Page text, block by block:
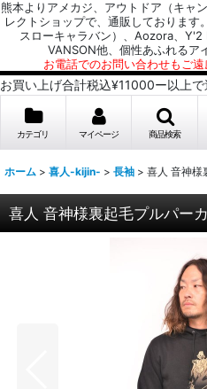
熊本よりアメカジ、アウトドア（キャ
レクトショップで、通販しておりま
スローキャラバン）、Aozora、Y'2
VANSON他、個性あふれるア
お電話でのお問い合わせもご
お買い上げ合計税込¥11000ー以上
カテゴリ マイページ 商品検索
ホーム > 喜人-kijin- > 長袖 > 喜人 音神様
喜人 音神様裏起毛プルパー